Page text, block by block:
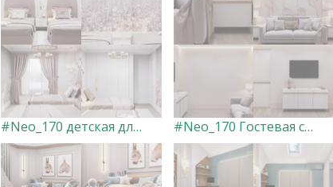
#Neo_170 детская для двух девочек #Neo_170 Гостевая спальня